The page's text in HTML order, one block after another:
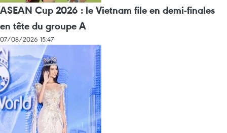
ASEAN Cup 2026 : le Vietnam file en demi-finales
en tête du groupe A
07/08/2026 15:47